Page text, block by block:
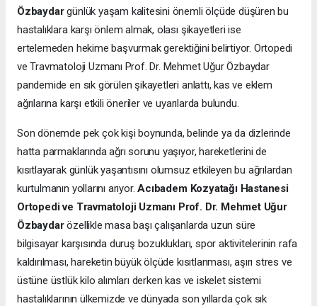
Özbaydargünlük yaşam kalitesini önemli ölçüde düşüren bu
hastalıklara karşı önlem almak, olası şikayetleri ise
ertelemeden hekime başvurmak gerektiğini belirtiyor. Ortopedi
ve Travmatoloji Uzmanı Prof. Dr. Mehmet Uğur Özbaydar
pandemide en sık görülen şikayetleri anlattı, kas ve eklem
ağrılarına karşı etkili öneriler ve uyarılarda bulundu.
Son dönemde pek çok kişi boynunda, belinde ya da dizlerinde
hatta parmaklarında ağrı sorunu yaşıyor, hareketlerini de
kısıtlayarak günlük yaşantısını olumsuz etkileyen bu ağrılardan
kurtulmanın yollarını arıyor.Acıbadem Kozyatağı Hastanesi
Ortopedi ve Travmatoloji Uzmanı Prof. Dr. Mehmet Uğur
Özbaydarözellikle masa başı çalışanlarda uzun süre
bilgisayar karşısında duruş bozuklukları, spor aktivitelerinin rafa
kaldırılması, hareketin büyük ölçüde kısıtlanması, aşırı stres ve
üstüne üstlük kilo alımları derken kas ve iskelet sistemi
hastalıklarının ülkemizde ve dünyada son yıllarda çok sık